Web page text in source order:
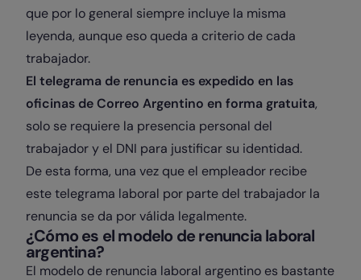
que por lo general siempre incluye la misma
leyenda, aunque eso queda a criterio de cada
trabajador.
El telegrama de renuncia es expedido en las
oficinas de Correo Argentino en forma gratuita,
solo se requiere la presencia personal del
trabajador y el DNI para justificar su identidad.
De esta forma, una vez que el empleador recibe
este telegrama laboral por parte del trabajador la
renuncia se da por válida legalmente.
¿Cómo es el modelo de renuncia laboral
argentina?
El modelo de renuncia laboral argentino es bastante